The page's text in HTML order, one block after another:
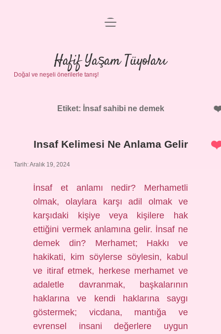
Anasayfa
Gizlilik Politikası
Yasal Uyarı
menüyü
Hafif Yaşam Tüyoları
Doğal ve neşeli önerilerle tanış!
Etiket: İnsaf sahibi ne demek
Insaf Kelimesi Ne Anlama Gelir
Tarih: Aralık 19, 2024
İnsaf et anlamı nedir? Merhametli
olmak, olaylara karşı adil olmak ve
karşıdaki kişiye veya kişilere hak
ettiğini vermek anlamına gelir. İnsaf ne
demek din? Merhamet; Hakkı ve
hakikati, kim söylerse söylesin, kabul
ve itiraf etmek, herkese merhamet ve
adaletle davranmak, başkalarının
haklarına ve kendi haklarına saygı
göstermek; vicdana, mantığa ve
evrensel insani değerlere uygun